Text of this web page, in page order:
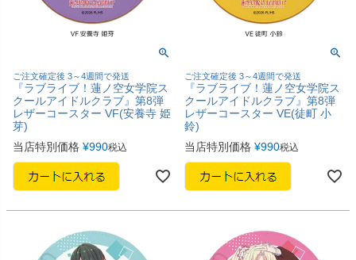
ご注文確定後 3～4週間で発送
『ラブライブ！蓮ノ空女学院ス
クールアイドルクラブ』第8弾
レザーコースター VF(安養寺 姫
芽)
当店特別価格 ¥990税込
ご注文確定後 3～4週間で発送
『ラブライブ！蓮ノ空女学院ス
クールアイドルクラブ』第8弾
レザーコースター VE(徒町 小
鈴)
当店特別価格 ¥990税込